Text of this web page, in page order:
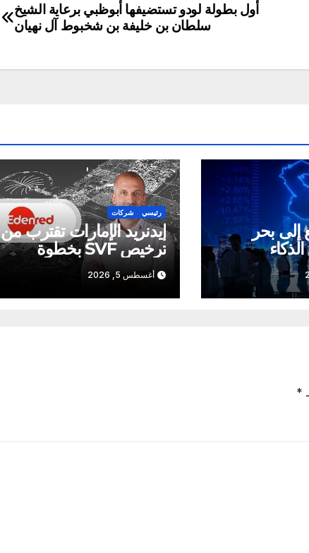
أول بطولة لودو تستضيفها أبوظبي برعاية الشيخ
سلطان بن خليفة بن شخبوط آل نهيان
إلى بحر
رئيسي شركات
إيدنريد الإمارات تقترب من
ترخيص SVF بخطوة
جديدة
أغسطس 5, 2026
*